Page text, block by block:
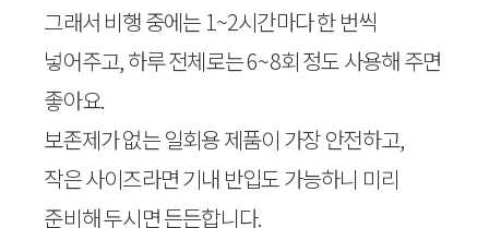
그래서 비행 중에는 1~2시간마다 한 번씩
넣어주고, 하루 전체로는 6~8회 정도 사용해 주면
좋아요.
보존제가 없는 일회용 제품이 가장 안전하고,
작은 사이즈라면 기내 반입도 가능하니 미리
준비해 두시면 든든합니다.